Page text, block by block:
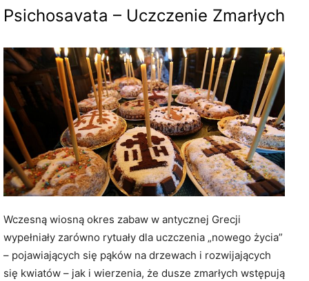
Psichosavata – Uczczenie Zmarłych
Wczesną wiosną okres zabaw w antycznej Grecji
wypełniały zarówno rytuały dla uczczenia „nowego życia”
– pojawiających się pąków na drzewach i rozwijających
się kwiatów – jak i wierzenia, że dusze zmarłych wstępują